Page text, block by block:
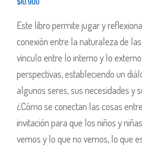
Este libro permite jugar y
conexión entre la naturaleza de
vínculo entre lo interno y lo
perspectivas, estableciendo un
algunos seres, sus necesidades y
¿Cómo se conectan las cosas
invitación para que los niños y
vemos y lo que no vemos, lo que